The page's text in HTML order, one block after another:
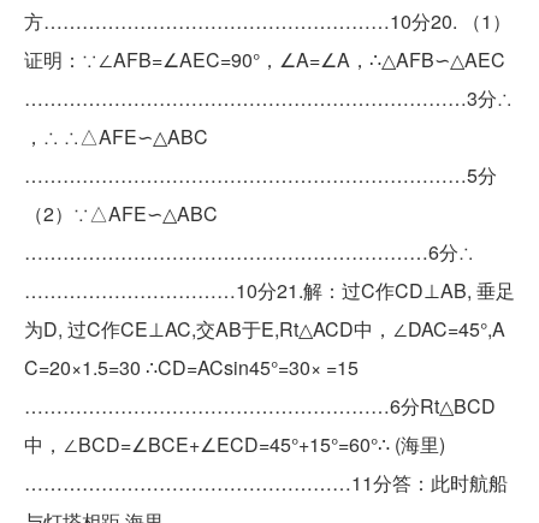
方………………………………………………10分20. （1）
证明：∵∠AFB=∠AEC=90°，∠A=∠A，∴△AFB∽△AEC
……………………………………………………………3分∴
，∴ ∴△AFE∽△ABC
……………………………………………………………5分
（2）∵△AFE∽△ABC
………………………………………………………6分∴
……………………………10分21.解：过C作CD⊥AB, 垂足
为D, 过C作CE⊥AC,交AB于E,Rt△ACD中，∠DAC=45°,A
C=20×1.5=30 ∴CD=ACsin45°=30× =15
…………………………………………………6分Rt△BCD
中，∠BCD=∠BCE+∠ECD=45°+15°=60°∴ (海里)
……………………………………………11分答：此时航船